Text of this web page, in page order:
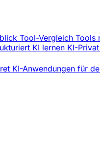
Tool-Vergleich Tools
KI lernen KI-Privat
KI-Anwendungen für